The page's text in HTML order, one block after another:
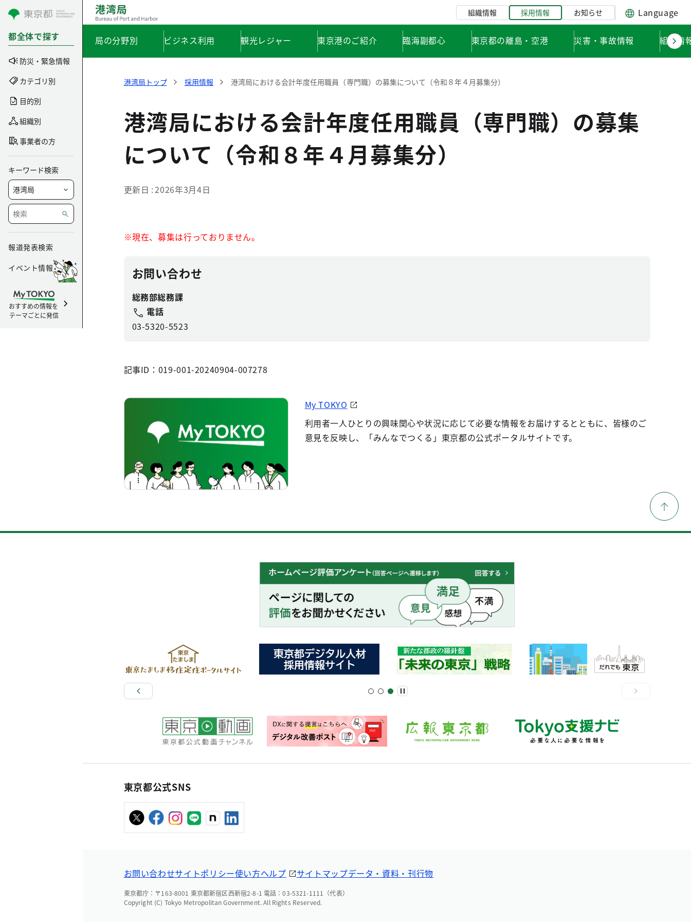
コンテンツにスキップ
都全体で探す
防災・緊急情報
カテゴリ別
目的別
組織別
事業者の方
キーワード検索
報道発表検索
イベント情報
おすすめの情報を
テーマごとに発信
組織情報 採用情報 お知らせ Language
局の分野別 ビジネス利用 観光レジャー 東京港のご紹介 臨海副都心 東京都の離島・空港 災害・事故情報 組織情
港湾局トップ 採用情報 港湾局における会計年度任用職員（専門職）の募集について（令和８年４月募集分）
港湾局における会計年度任用職員（専門職）の募集
について（令和８年４月募集分）
更新日 2026年3月4日
※現在、募集は行っておりません。
お問い合わせ
総務部総務課
電話
03-5320-5523
記事ID：019-001-20240904-007278
My TOKYO
利用者一人ひとりの興味関心や状況に応じて必要な情報をお届けするとともに、皆様のご
意見を反映し、「みんなでつくる」東京都の公式ポータルサイトです。
東京都公式SNS
お問い合わせサイトポリシー使い方ヘルプ サイトマップデータ・資料・刊行物
東京都庁：〒163-8001 東京都新宿区西新宿2-8-1 電話：03-5321-1111（代表）
Copyright (C) Tokyo Metropolitan Government. All Rights Reserved.